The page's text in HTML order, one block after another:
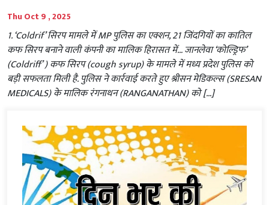
Thu Oct 9 , 2025
1. ‘Coldrif’ सिरप मामले में MP पुलिस का एक्शन, 21 जिंदगियों का कातिल
कफ सिरप बनाने वाली कंपनी का मालिक हिरासत में… जानलेवा ‘कोल्ड्रिफ’
(Coldriff’ ) कफ सिरप (cough syrup) के मामले में मध्य प्रदेश पुलिस को
बड़ी सफलता मिली है. पुलिस ने कार्रवाई करते हुए श्रीसन मेडिकल्स (SRESAN
MEDICALS) के मालिक रंगनाथन (RANGANATHAN) को […]